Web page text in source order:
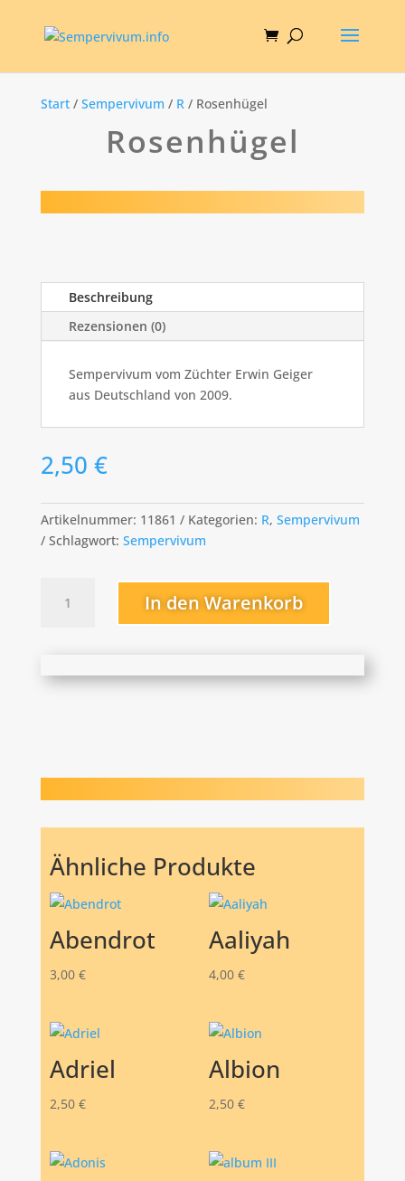
Start/ Sempervivum / R/ Rosenhügel
Rosenhügel
Beschreibung
Rezensionen (0)
Sempervivum vom Züchter Erwin Geiger
aus Deutschland von 2009.
2,50 €
Artikelnummer: 11861 Kategorien: R, Sempervivum
Schlagwort: Sempervivum
Menge
In den Warenkorb
Ähnliche Produkte
Abendrot
3,00 €
Aaliyah
4,00 €
Adriel
2,50 €
Albion
2,50 €